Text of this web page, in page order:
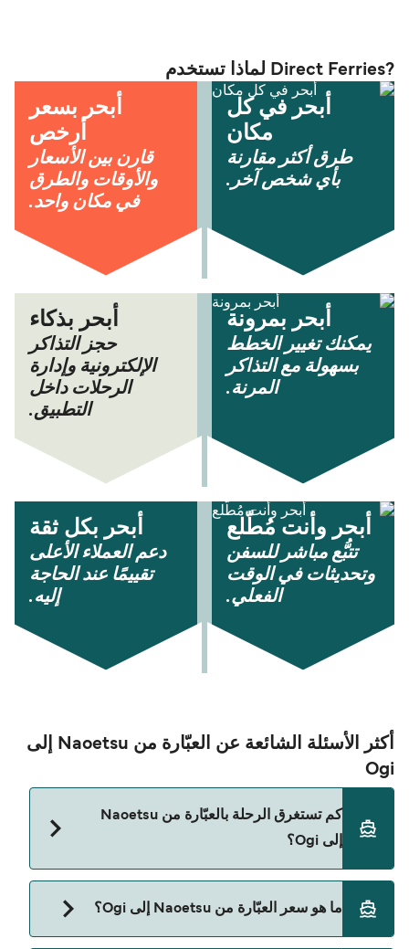
?Direct Ferries لماذا تستخدم
أبحر في كل
مكان
طرق أكثر مقارنة
بأي شخص آخر.
أبحر بسعر
أرخص
قارن بين الأسعار
والأوقات والطرق
في مكان واحد.
أبحر بمرونة
يمكنك تغيير الخطط
بسهولة مع التذاكر
المرنة.
أبحر بذكاء
حجز التذاكر
الإلكترونية وإدارة
الرحلات داخل
التطبيق.
أبحر وأنت مُطّلع
تتبُّع مباشر للسفن
وتحديثات في الوقت
الفعلي.
أبحر بكل ثقة
دعم العملاء الأعلى
تقييمًا عند الحاجة
إليه.
أكثر الأسئلة الشائعة عن العبّارة من Naoetsu إلى
Ogi
كم تستغرق الرحلة بالعبّارة من Naoetsu
إلى Ogi؟
ساعات 40 دقائق. مدة الإبحار ممكن تختلف حسب
ما هو سعر العبّارة من Naoetsu إلى Ogi؟